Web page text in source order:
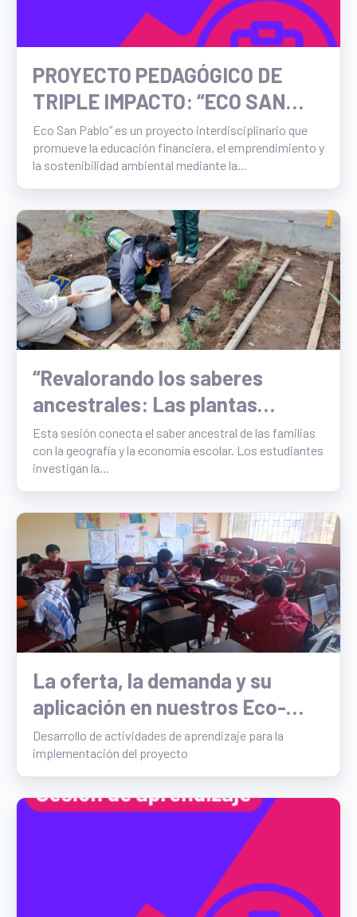
PROYECTO PEDAGÓGICO DE
TRIPLE IMPACTO: “ECO SAN
PABLO”
Eco San Pablo” es un proyecto interdisciplinario que
promueve la educación financiera, el emprendimiento y
la sostenibilidad ambiental mediante la...
“Revalorando los saberes
ancestrales: Las plantas
medicinales y su espacio en
nuestra comunidad”
Esta sesión conecta el saber ancestral de las familias
con la geografía y la economía escolar. Los estudiantes
investigan la...
La oferta, la demanda y su
aplicación en nuestros Eco-
Emprendimientos familiares
Desarrollo de actividades de aprendizaje para la
implementación del proyecto